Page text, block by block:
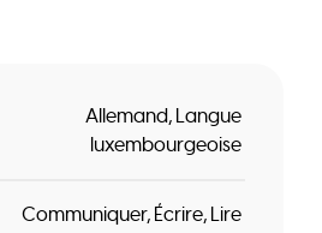
Allemand Langue
luxembourgeoise
Communiquer Écrire Lire